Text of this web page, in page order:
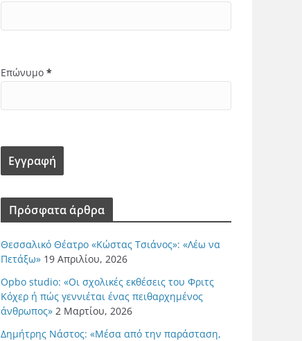
Επώνυμο *
Πρόσφατα άρθρα
Θεσσαλικό Θέατρο «Κώστας Τσιάνος»: «Λέω να
Πετάξω» 19 Απριλίου, 2026
Opbo studio: «Οι σχολικές εκθέσεις του Φριτς
Κόχερ ή πώς γεννιέται ένας πειθαρχημένος
άνθρωπος» 2 Μαρτίου, 2026
Δημήτρης Νάστος: «Μέσα από την παράσταση,